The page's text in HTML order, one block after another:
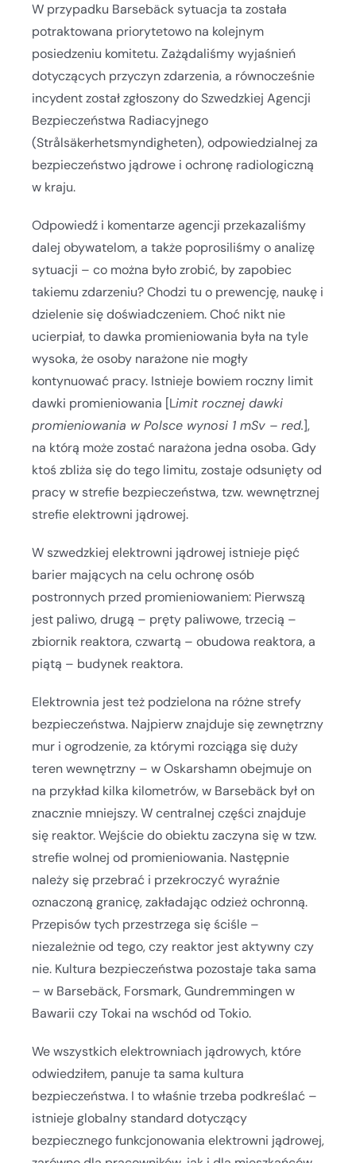
W przypadku Barsebäck sytuacja ta została
potraktowana priorytetowo na kolejnym
posiedzeniu komitetu. Zażądaliśmy wyjaśnień
dotyczących przyczyn zdarzenia, a równocześnie
incydent został zgłoszony do Szwedzkiej Agencji
Bezpieczeństwa Radiacyjnego
(Strålsäkerhetsmyndigheten), odpowiedzialnej za
bezpieczeństwo jądrowe i ochronę radiologiczną
w kraju.
Odpowiedź i komentarze agencji przekazaliśmy
dalej obywatelom, a także poprosiliśmy o analizę
sytuacji – co można było zrobić, by zapobiec
takiemu zdarzeniu? Chodzi tu o prewencję, naukę i
dzielenie się doświadczeniem. Choć nikt nie
ucierpiał, to dawka promieniowania była na tyle
wysoka, że osoby narażone nie mogły
kontynuować pracy. Istnieje bowiem roczny limit
dawki promieniowania [Limit rocznej dawki
promieniowania w Polsce wynosi 1 mSv – red.],
na którą może zostać narażona jedna osoba. Gdy
ktoś zbliża się do tego limitu, zostaje odsunięty od
pracy w strefie bezpieczeństwa, tzw. wewnętrznej
strefie elektrowni jądrowej.
W szwedzkiej elektrowni jądrowej istnieje pięć
barier mających na celu ochronę osób
postronnych przed promieniowaniem: Pierwszą
jest paliwo, drugą – pręty paliwowe, trzecią –
zbiornik reaktora, czwartą – obudowa reaktora, a
piątą – budynek reaktora.
Elektrownia jest też podzielona na różne strefy
bezpieczeństwa. Najpierw znajduje się zewnętrzny
mur i ogrodzenie, za którymi rozciąga się duży
teren wewnętrzny – w Oskarshamn obejmuje on
na przykład kilka kilometrów, w Barsebäck był on
znacznie mniejszy. W centralnej części znajduje
się reaktor. Wejście do obiektu zaczyna się w tzw.
strefie wolnej od promieniowania. Następnie
należy się przebrać i przekroczyć wyraźnie
oznaczoną granicę, zakładając odzież ochronną.
Przepisów tych przestrzega się ściśle –
niezależnie od tego, czy reaktor jest aktywny czy
nie. Kultura bezpieczeństwa pozostaje taka sama
– w Barsebäck, Forsmark, Gundremmingen w
Bawarii czy Tokai na wschód od Tokio.
We wszystkich elektrowniach jądrowych, które
odwiedziłem, panuje ta sama kultura
bezpieczeństwa. I to właśnie trzeba podkreślać –
istnieje globalny standard dotyczący
bezpiecznego funkcjonowania elektrowni jądrowej,